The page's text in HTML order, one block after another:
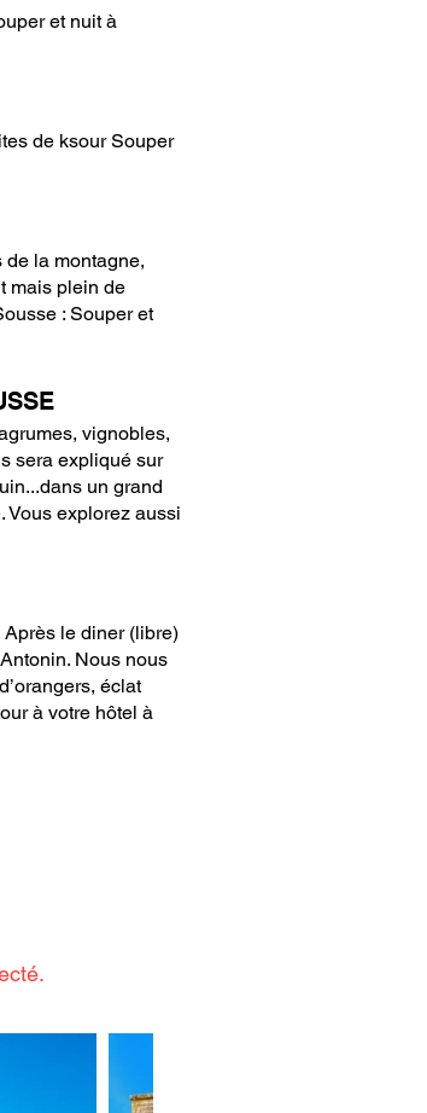
et nuit à
de ksour Souper
la montagne,
mais plein de
: Souper et
vignobles,
sera expliqué sur
un grand
Vous explorez aussi
le diner (libre)
Nous nous
éclat
à votre hôtel à